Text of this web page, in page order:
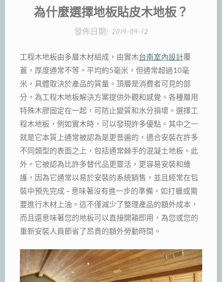
類:
為什麼選擇地板貼皮木地板？
發佈日期: 2019-09-12
工程木地板由多層木材組成，由實木台南室內設計覆
蓋，厚度通常不等，平均約5毫米，但通常超過10毫
米，具體取決於產品的質量。頂層是消費者可見的部
分，為工程木地板解決方案提供外觀和感覺。各種層用
特殊木膠固定在一起，可防止變質和水分損壞。選擇工
程木地板，例如實木時，可以發現許多優點。其中之一
就是它本質上通常被認為是更普遍的，適合安裝在許多
不同類型的表面之上，包括通常棘手的混凝土地板。此
外，它被認為比許多替代品更靈活，更容易安裝和維
護，因為它通常以易於安裝的系統銷售，並且經常在包
裝中預先完成 – 意味著沒有進一步的準備，如打蠟或需
要進行木材上油。這不僅減少了整理產品的額外成本，
而且還意味著您的地板可以直接開箱即用，為您或您的
重新安裝人員節省了昂貴的額外勞動時間。